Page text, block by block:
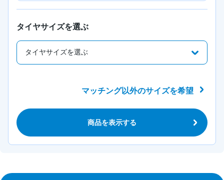
タイヤサイズを選ぶ
マッチング以外のサイズを希望
商品を表示する